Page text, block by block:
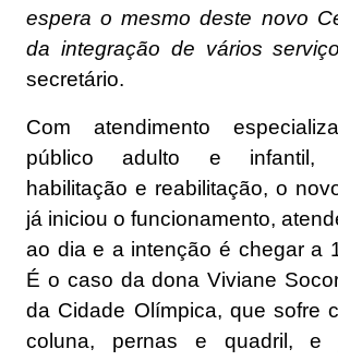
espera o mesmo deste novo
da integração de vários
secretário.
Com atendimento
público adulto e infantil,
habilitação e reabilitação, o
já iniciou o funcionamento,
ao dia e a intenção é chegar a
É o caso da dona Viviane
da Cidade Olímpica, que sofre
coluna, pernas e quadril,